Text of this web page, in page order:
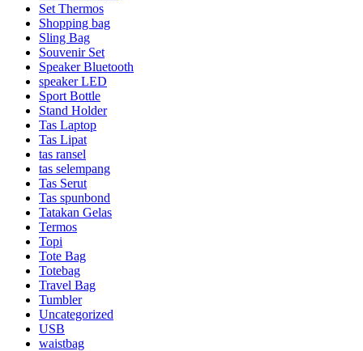
Set Thermos
Shopping bag
Sling Bag
Souvenir Set
Speaker Bluetooth
speaker LED
Sport Bottle
Stand Holder
Tas Laptop
Tas Lipat
tas ransel
tas selempang
Tas Serut
Tas spunbond
Tatakan Gelas
Termos
Topi
Tote Bag
Totebag
Travel Bag
Tumbler
Uncategorized
USB
waistbag